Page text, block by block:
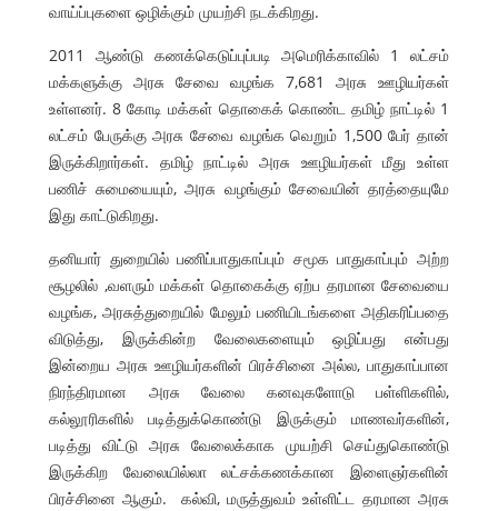
வாய்ப்புகளை ஒழிக்கும் முயற்சி நடக்கிறது.
2011 ஆண்டு கணக்கெடுப்புப்படி அமெரிக்காவில் 1 லட்சம்
மக்களுக்கு அரசு சேவை வழங்க 7,681 அரசு ஊழியர்கள்
உள்ளனர். 8 கோடி மக்கள் தொகைக் கொண்ட தமிழ் நாட்டில் 1
லட்சம் பேருக்கு அரசு சேவை வழங்க வெறும் 1,500 பேர் தான்
இருக்கிறார்கள். தமிழ் நாட்டில் அரசு ஊழியர்கள் மீது உள்ள
பணிச் சுமையையும், அரசு வழங்கும் சேவையின் தரத்தையுமே
இது காட்டுகிறது.
தனியார் துறையில் பணிப்பாதுகாப்பும் சமூக பாதுகாப்பும் அற்ற
சூழலில் ,வளரும் மக்கள் தொகைக்கு ஏற்ப தரமான சேவையை
வழங்க, அரசுத்துறையில் மேலும் பணியிடங்களை அதிகரிப்பதை
விடுத்து, இருக்கின்ற வேலைகளையும் ஒழிப்பது என்பது
இன்றைய அரசு ஊழியர்களின் பிரச்சினை அல்ல, பாதுகாப்பான
நிரந்திரமான அரசு வேலை கனவுகளோடு பள்ளிகளில்,
கல்லூரிகளில் படித்துக்கொண்டு இருக்கும் மாணவர்களின்,
படித்து விட்டு அரசு வேலைக்காக முயற்சி செய்துகொண்டு
இருக்கிற வேலையில்லா லட்சக்கணக்கான இளைஞர்களின்
பிரச்சினை ஆகும். கல்வி, மருத்துவம் உள்ளிட்ட தரமான அரசு